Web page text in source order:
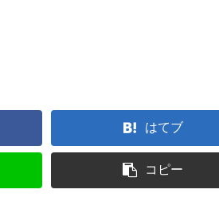
はてブ
コピー